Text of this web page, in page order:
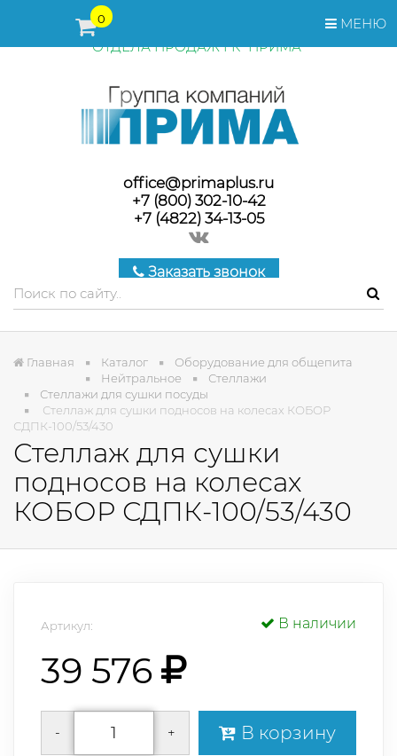
МЕНЮ
0
ПЕРЕД ОФОРМЛЕНИЕМ ЗАКАЗА, СТОИМОСТЬ И СРОКИ
ПОСТАВКИ ТОВАРА УТОЧНЯЙТЕ У МЕНЕДЖЕРОВ
ОТДЕЛА ПРОДАЖ ГК "ПРИМА"
office@primaplus.ru
+7 (800) 302-10-42
+7 (4822) 34-13-05
Заказать звонок
Главная Каталог
Оборудование для общепита
Нейтральное
Стеллажи
Стеллажи для сушки посуды
Стеллаж для сушки подносов на колесах КОБОР
СДПК-100/53/430
Стеллаж для сушки
подносов на колесах
КОБОР СДПК-100/53/430
Артикул: В наличии
39 576
- + В корзину